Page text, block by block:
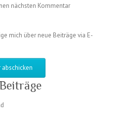
nächsten Kommentar
mich über neue Beiträge via E-